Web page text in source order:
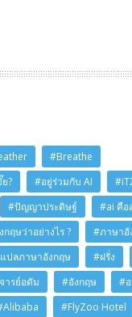
#Breathe
?
#อยู่ร่วมกับ AI
#ปัญญาประดิษฐ์ #ai คือ
ฤษว่าอย่างไร ?
#ภาษาอั
ปลภาษาอังกฤษ #ฝรั่ง
ารย์อดัม #อังกฤษ
#อ
#FlyZoo Hotel